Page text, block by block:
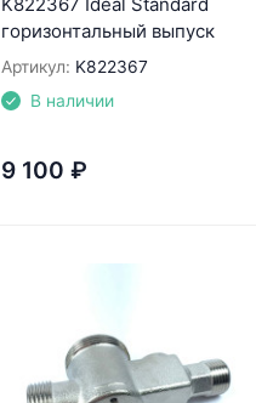
горизонтальный выпуск
Артикул: K822367
В наличии
9 100 ₽